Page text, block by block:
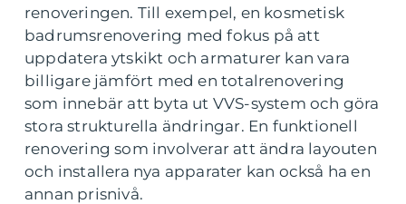
renoveringen. Till exempel, en kosmetisk
badrumsrenovering med fokus på att
uppdatera ytskikt och armaturer kan vara
billigare jämfört med en totalrenovering
som innebär att byta ut VVS-system och göra
stora strukturella ändringar. En funktionell
renovering som involverar att ändra layouten
och installera nya apparater kan också ha en
annan prisnivå.